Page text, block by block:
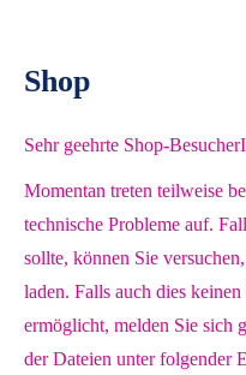
Shop
Sehr geehrte Shop-
Momentan treten teilweise
technische Probleme auf.
sollte, können Sie
laden. Falls auch dies
ermöglicht, melden Sie sich
der Dateien unter folgender